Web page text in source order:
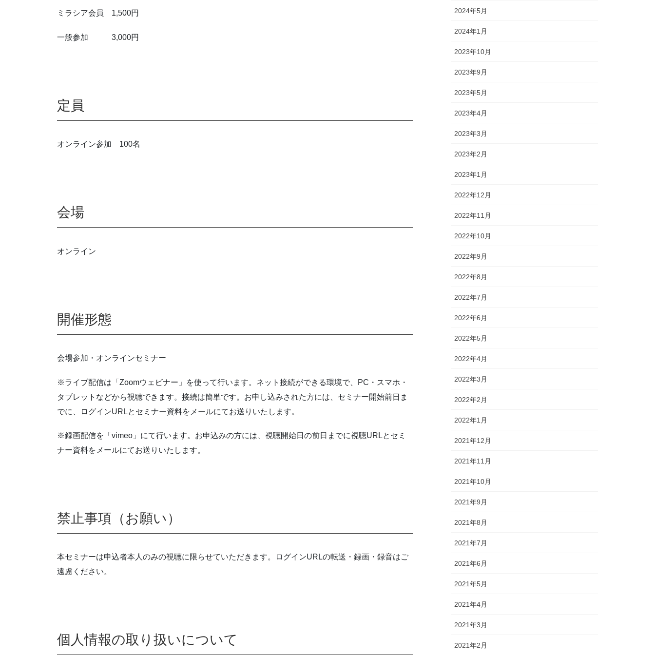
ミラシア会員 1,500円
一般参加 3,000円
定員
オンライン参加 100名
会場
オンライン
開催形態
会場参加・オンラインセミナー
※ライブ配信は「Zoomウェビナー」を使って行います。ネット接続ができる環境で、PC・スマホ・
タブレットなどから視聴できます。接続は簡単です。お申し込みされた方には、セミナー開始前日ま
でに、ログインURLとセミナー資料をメールにてお送りいたします。
※録画配信を「vimeo」にて行います。お申込みの方には、視聴開始日の前日までに視聴URLとセミ
ナー資料をメールにてお送りいたします。
禁止事項（お願い）
本セミナーは申込者本人のみの視聴に限らせていただきます。ログインURLの転送・録画・録音はご
遠慮ください。
個人情報の取り扱いについて
2024年5月
2024年1月
2023年10月
2023年9月
2023年5月
2023年4月
2023年3月
2023年2月
2023年1月
2022年12月
2022年11月
2022年10月
2022年9月
2022年8月
2022年7月
2022年6月
2022年5月
2022年4月
2022年3月
2022年2月
2022年1月
2021年12月
2021年11月
2021年10月
2021年9月
2021年8月
2021年7月
2021年6月
2021年5月
2021年4月
2021年3月
2021年2月